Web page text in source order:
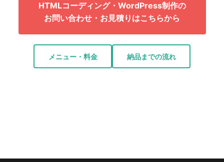
HTMLコーディング・WordPress制作の
お問い合わせ・お見積りはこちらから
メニュー・料金 納品までの流れ